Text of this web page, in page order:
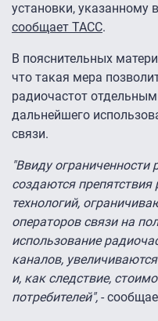
установки, указанному
сообщает ТАСС.
В пояснительных
что такая мера
радиочастот
дальнейшего
связи.
"Ввиду ограниченности
создаются
технологий,
операторов связи на
использование
каналов,
и, как следствие,
потребителей", -